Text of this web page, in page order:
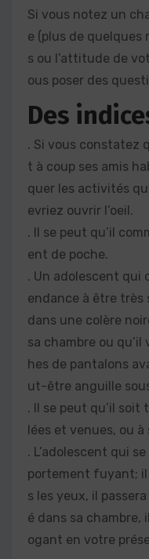
Si vous notez un
e (plus de quelques
s ou l’attitude de
ous poser des
Des
. Si vous constatez
t à coup ses amis
quer les activités
evriez ouvrir l’oeil.
. Il se peut qu’il
ent de poche.
. Un adolescent qui
endance à être très
dans une colère
sa chambre ou
hes de pantalons
ut-être anguille
. Il se peut qu’il soit
lées et venues, ou
. L’adolescent qui
portement fuyant; il
s les yeux, il
é dans sa
ogant en votre